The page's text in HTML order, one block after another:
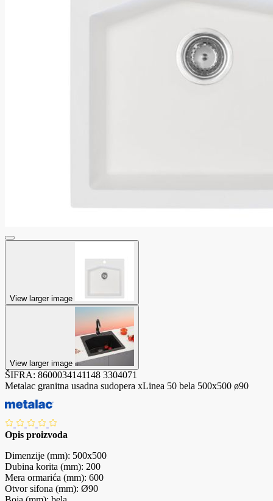
View larger image
View larger image
ŠIFRA: 8600034141148 3304071
Metalac granitna usadna sudopera xLinea 50 bela 500x500 ø90
Opis proizvoda
Dimenzije (mm): 500x500
Dubina korita (mm): 200
Mera ormarića (mm): 600
Otvor sifona (mm): Ø90